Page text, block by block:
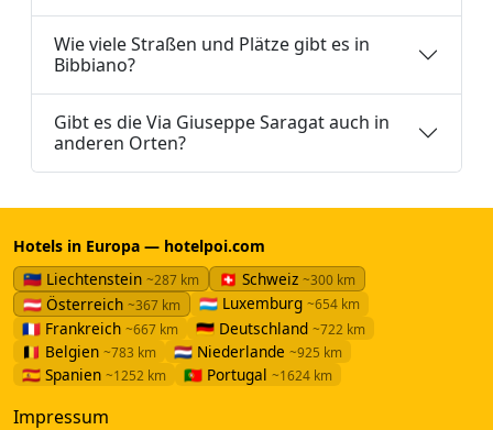
Wie viele Straßen und Plätze gibt es in
Bibbiano?
Gibt es die Via Giuseppe Saragat auch in
anderen Orten?
Hotels in Europa — hotelpoi.com
🇱🇮 Liechtenstein ~287 km 🇨🇭 Schweiz ~300 km
🇦🇹 Österreich ~367 km 🇱🇺 Luxemburg ~654 km
🇫🇷 Frankreich ~667 km 🇩🇪 Deutschland ~722 km
🇧🇪 Belgien ~783 km 🇳🇱 Niederlande ~925 km
🇪🇸 Spanien ~1252 km 🇵🇹 Portugal ~1624 km
Impressum